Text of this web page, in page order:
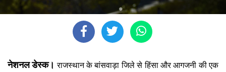
नेशनल डेस्क।राजस्थान के बांसवाड़ा जिले से हिंसा और आगजनी की एक